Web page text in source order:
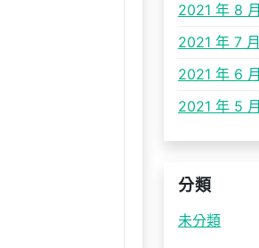
2021 年 8 月
2021 年 7 月
2021 年 6 月
2021 年 5 月
分類
未分類